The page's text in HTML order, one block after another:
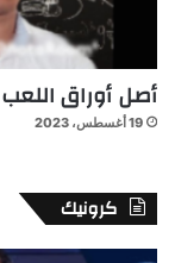
أصل أوراق اللعب
19 أغسطس، 2023
كرونيك